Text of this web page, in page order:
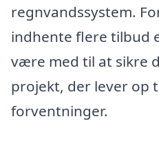
regnvandssystem.
indhente flere tilbud
være med til at sikre
projekt, der lever op
forventninger.